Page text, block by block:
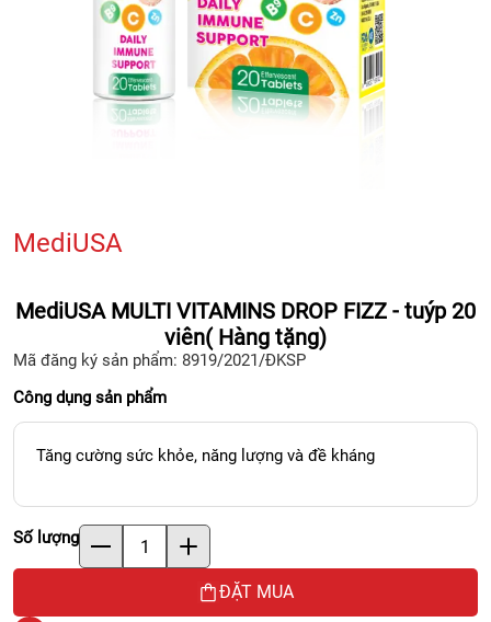
MediUSA
MediUSA MULTI VITAMINS DROP FIZZ - tuýp 20
viên( Hàng tặng)
Mã đăng ký sản phẩm: 8919/2021/ĐKSP
Công dụng sản phẩm
Tăng cường sức khỏe, năng lượng và đề kháng
Số lượng
ĐẶT MUA